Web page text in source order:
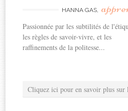
HANNA GAS,
Passionnée par les subtilités de
les règles de savoir-vivre, et les
raffinements de la politesse...
Cliquez ici pour en savoir plus sur